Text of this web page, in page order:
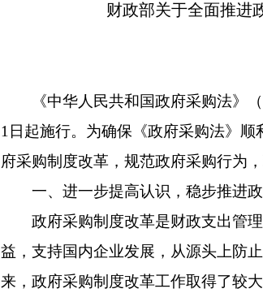
财政部关于全面推进
《中华人民共和国政府采购法》（
1日起施行。为确保《政府采购法》
府采购制度改革，规范政府采购行为
一、进一步提高认识，稳步推进政
政府采购制度改革是财政支出管理
益，支持国内企业发展，从源头上防
来，政府采购制度改革工作取得了较